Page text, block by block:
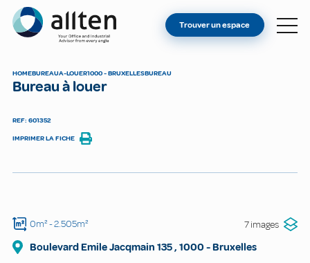
Allten
TROUVER UN ESPACE
Trouver un espace
HOMEBUREAUA-LOUER1000 - BRUXELLESBUREAU
Bureau à louer
REF: 601352
IMPRIMER LA FICHE
0m²- 2.505m² 7 images
Boulevard Emile Jacqmain 135, 1000 -Bruxelles